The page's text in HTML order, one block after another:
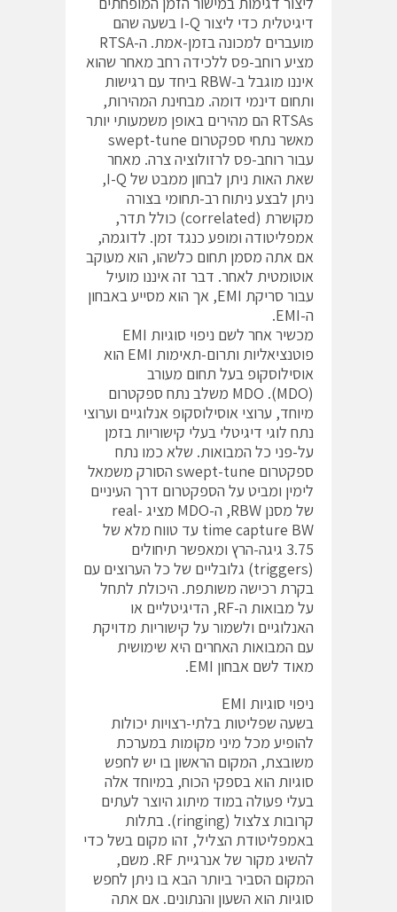
דיגיטלית כדי ליצור I-Q בשעה שהם
מועברים למכונה בזמן-אמת. ה-RTSA
מציע רוחב-פס ללכידה רחב מאחר שהוא
איננו מוגבל ב-RBW ביחד עם רגישות
ותחום דינמי דומה. מבחינת המהירות,
RTSAs הם מהירים באופן משמעותי יותר
מאשר נתחי ספקטרום swept-tune
עבור רוחב-פס לרזולוציה צרה. מאחר
שאת האות ניתן לבחון ממבט של I-Q,
ניתן לבצע ניתוח רב-תחומי בצורה
מקושרת (correlated) כולל תדר,
אמפליטודה ומופע כנגד זמן. לדוגמה,
אם אתה מסמן תחום כלשהו, הוא מעוקב
אוטומטית לאחר. דבר זה איננו מועיל
עבור סריקת EMI, אך הוא מסייע באבחון
ה-EMI.
מכשיר אחר לשם ניפוי סוגיות EMI
פוטנציאליות ותרום-תאימות EMI הוא
אוסילוסקופ בעל תחום מעורב
(MDO .(MDO משלב נתח ספקטרום
מיוחד, ערוצי אוסילוסקופ אנלוגיים וערוצי
נתח לוגי דיגיטלי בעלי קישוריות בזמן
על-פני כל המבואות. שלא כמו נתח
ספקטרום swept-tune הסורק משמאל
לימין ומביט על הספקטרום דרך העיניים
של מסנן RBW, ה-MDO מציג real-
time capture BW עד טווח מלא של
3.75 גיגה-הרץ ומאפשר תיחולים
(triggers) גלובליים של כל הערוצים עם
בקרת רכישה משותפת. היכולת לתחל
על מבואות ה-RF, הדיגיטליים או
האנלוגיים ולשמור על קישוריות מדויקת
עם המבואות האחרים היא שימושית
מאוד לשם אבחון EMI.
ניפוי סוגיות EMI
בשעה שפליטות בלתי-רצויות יכולות
להופיע מכל מיני מקומות במערכת
משובצת, המקום הראשון בו יש לחפש
סוגיות הוא בספקי הכוח, במיוחד אלה
בעלי פעולה במוד מיתוג היוצר לעתים
קרובות צלצול (ringing). בתלות
באמפליטודת הצליל, זהו מקום בשל כדי
להשיג מקור של אנרגיית RF. משם,
המקום הסביר ביותר הבא בו ניתן לחפש
סוגיות הוא השעון והנתונים. אם אתה